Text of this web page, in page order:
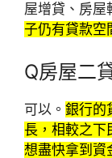
屋增貸、房屋
子仍有貸款空
Q房屋二
可以。 銀行的
長，相較之下
想盡快拿到資